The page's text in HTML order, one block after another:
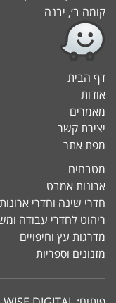
קומה ב׳, יבנה
דף הבית
אודות
מאמרים
יצירת קשר
מפת אתר
מטבחים
ארונות אמבט
חדרי שינה וחדרי ארונות
ריהוט לחדרי עבודה
מדרגות עץ וחיפויים
מזנונים וספריות